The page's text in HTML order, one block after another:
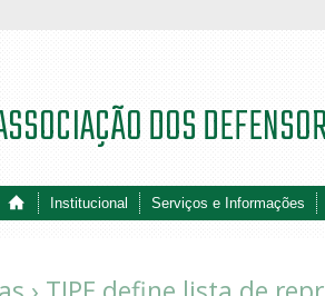
Institucional Serviços e Informações
DOS